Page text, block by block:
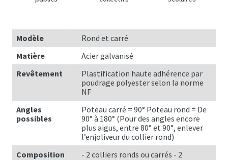
Modèle
Rond et carré
Matière
Acier galvanisé
Revêtement
Plastification haute adhérence par
poudrage polyester selon la norme
NF
Angles
possibles
Poteau carré = 90° Poteau rond = De
90° à 180° (Pour des angles encore
plus aigus, entre 80° et 90°, enlever
l’enjoliveur du collier rond)
Composition
- 2 colliers ronds ou carrés - 2